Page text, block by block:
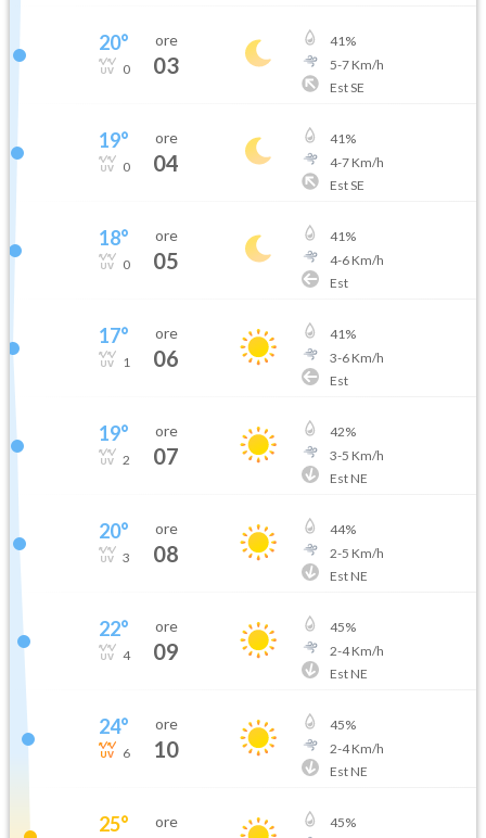
20°
0
ore
03
41%
5-7Km/h
Est SE
19°
0
ore
04
41%
4-7Km/h
Est SE
18°
0
ore
05
41%
4-6Km/h
Est
17°
1
ore
06
41%
3-6Km/h
Est
19°
2
ore
07
42%
3-5 Km/h
Est NE
20°
3
ore
08
44%
2-5 Km/h
Est NE
22°
4
ore
09
45%
2-4Km/h
Est NE
24°
6
ore
10
45%
2-4Km/h
Est NE
25° ore 45%